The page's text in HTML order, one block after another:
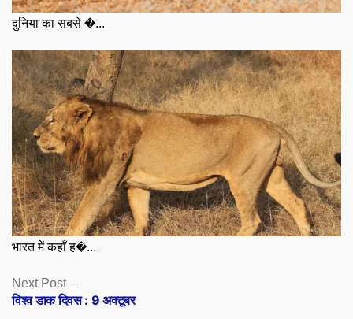
दुनिया का सबसे �...
भारत में कहाँ ह�...
Posts
navigation
Next Post
Next
post:
विश्व डाक दिवस : 9 अक्टूबर